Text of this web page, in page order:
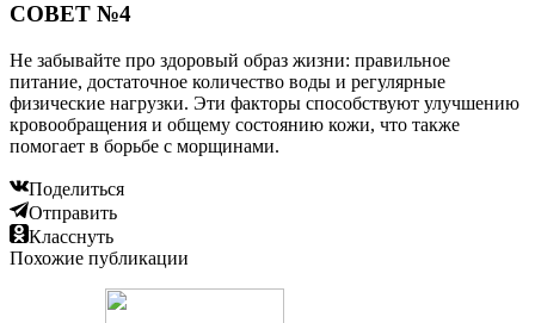
СОВЕТ №4
Не забывайте про здоровый образ жизни: правильное
питание, достаточное количество воды и регулярные
физические нагрузки. Эти факторы способствуют улучшению
кровообращения и общему состоянию кожи, что также
помогает в борьбе с морщинами.
Поделиться
Отправить
Класснуть
Похожие публикации